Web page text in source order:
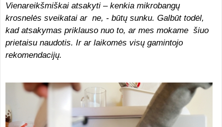
Vienareikšmiškai atsakyti – kenkia mikrobangų
krosnelės sveikatai ar ne, - būtų sunku. Galbūt todėl,
kad atsakymas priklauso nuo to, ar mes mokame šiuo
prietaisu naudotis. Ir ar laikomės visų gamintojo
rekomendacijų.